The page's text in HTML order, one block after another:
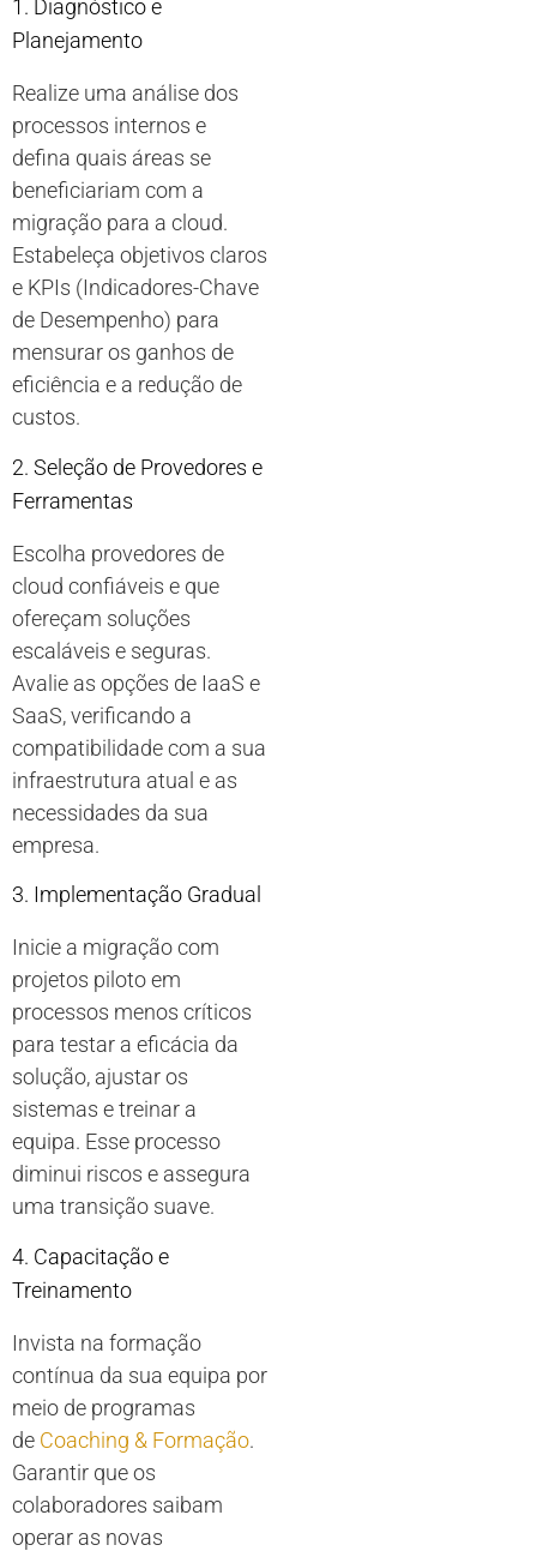
1. Diagnóstico e
Planejamento
Realize uma análise dos
processos internos e
defina quais áreas se
beneficiariam com a
migração para a cloud.
Estabeleça objetivos claros
e KPIs (Indicadores-Chave
de Desempenho) para
mensurar os ganhos de
eficiência e a redução de
custos.
2. Seleção de Provedores e
Ferramentas
Escolha provedores de
cloud confiáveis e que
ofereçam soluções
escaláveis e seguras.
Avalie as opções de IaaS e
SaaS, verificando a
compatibilidade com a sua
infraestrutura atual e as
necessidades da sua
empresa.
3. Implementação Gradual
Inicie a migração com
projetos piloto em
processos menos críticos
para testar a eficácia da
solução, ajustar os
sistemas e treinar a
equipa. Esse processo
diminui riscos e assegura
uma transição suave.
4. Capacitação e
Treinamento
Invista na formação
contínua da sua equipa por
meio de programas
de Coaching & Formação.
Garantir que os
colaboradores saibam
operar as novas